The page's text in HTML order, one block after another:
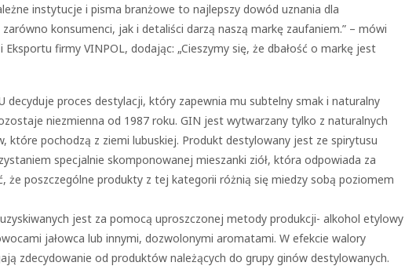
instytucje i pisma branżowe to najlepszy dowód uznania dla
konsumenci, jak i detaliści darzą naszą markę zaufaniem.” – mówi
firmy VINPOL, dodając: „Cieszymy się, że dbałość o markę jest
decyduje proces destylacji, który zapewnia mu subtelny smak i naturalny
niezmienna od 1987 roku. GIN jest wytwarzany tylko z naturalnych
które pochodzą z ziemi lubuskiej. Produkt destylowany jest ze spirytusu
specjalnie skomponowanej mieszanki ziół, która odpowiada za
że poszczególne produkty z tej kategorii różnią się miedzy sobą poziomem
jest za pomocą uproszczonej metody produkcji- alkohol etylowy
jałowca lub innymi, dozwolonymi aromatami. W efekcie walory
zdecydowanie od produktów należących do grupy ginów destylowanych.